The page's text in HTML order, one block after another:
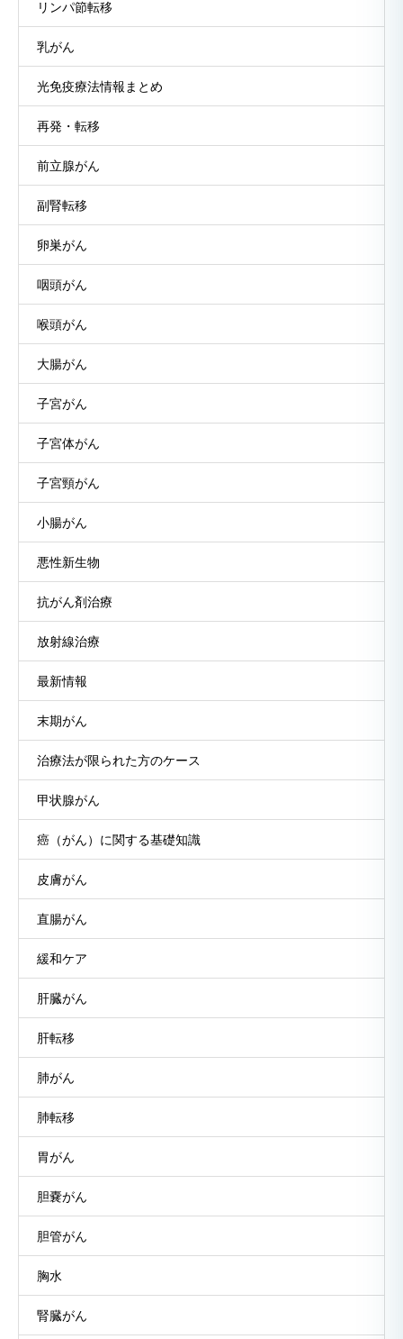
リンパ節転移
乳がん
光免疫療法情報まとめ
再発・転移
前立腺がん
副腎転移
卵巣がん
咽頭がん
喉頭がん
大腸がん
子宮がん
子宮体がん
子宮頸がん
小腸がん
悪性新生物
抗がん剤治療
放射線治療
最新情報
末期がん
治療法が限られた方のケース
甲状腺がん
癌（がん）に関する基礎知識
皮膚がん
直腸がん
緩和ケア
肝臓がん
肝転移
肺がん
肺転移
胃がん
胆嚢がん
胆管がん
胸水
腎臓がん